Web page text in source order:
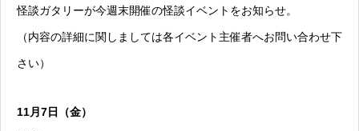
怪談ガタリーが今週末開催の怪談イベントをお知らせ。
（内容の詳細に関しましては各イベント主催者へお問い合わせ下
さい）
11月7日（金）